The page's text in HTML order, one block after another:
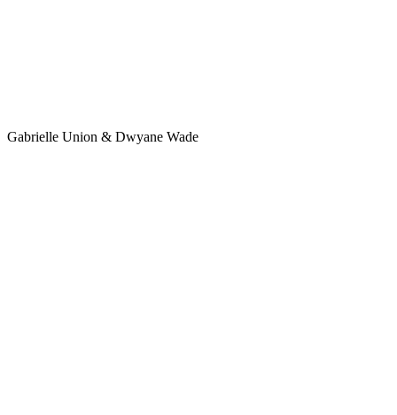
Gabrielle Union & Dwyane Wade